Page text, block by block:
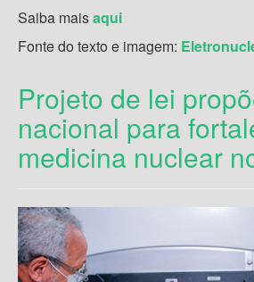
Saiba maisaqui
Fonte do texto e imagem:
Projeto de lei
nacional para
medicina nuclear